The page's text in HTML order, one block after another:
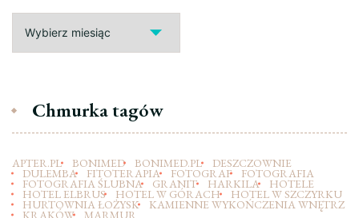
Chmurka tagów
APTER.PL BONIMED BONIMED.PL DESZCZOWNIE
DULEMBA FITOTERAPIA FOTOGRAF FOTOGRAFIA
FOTOGRAFIA ŚLUBNA GRANIT HARKILA HOTELE
HOTEL ELBRUS HOTEL W GÓRACH HOTEL W SZCZYRKU
HURTOWNIA ŁOŻYSK KAMIENNE WYKOŃCZENIA WNĘTRZ
KRAKÓW MARMUR